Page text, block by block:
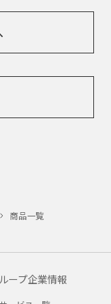
商品一覧
ープ企業情報